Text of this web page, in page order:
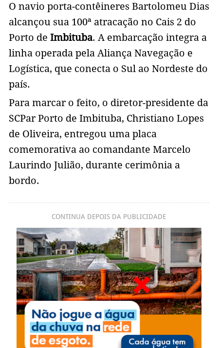
O navio porta-contêineres Bartolomeu Dias
alcançou sua 100ª atracação no Cais 2 do
Porto de Imbituba. A embarcação integra a
linha operada pela Aliança Navegação e
Logística, que conecta o Sul ao Nordeste do
país.
Para marcar o feito, o diretor-presidente da
SCPar Porto de Imbituba, Christiano Lopes
de Oliveira, entregou uma placa
comemorativa ao comandante Marcelo
Laurindo Julião, durante cerimônia a
bordo.
CONTINUA DEPOIS DA PUBLICIDADE